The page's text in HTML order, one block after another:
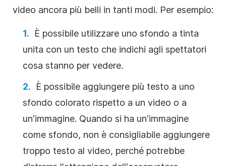
video ancora più belli in tanti modi. Per esempio:
È possibile utilizzare uno sfondo a tinta
unita con un testo che indichi agli spettatori
cosa stanno per vedere.
È possibile aggiungere più testo a uno
sfondo colorato rispetto a un video o a
un'immagine. Quando si ha un'immagine
come sfondo, non è consigliabile aggiungere
troppo testo al video, perché potrebbe